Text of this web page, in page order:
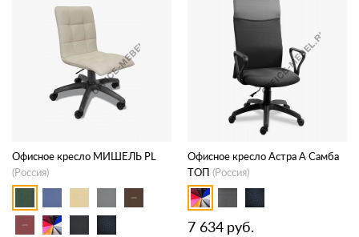
Офисное кресло МИШЕЛЬ PL
(Россия)
Офисное кресло Астра А Самба
ТОП (Россия)
7 634 руб.